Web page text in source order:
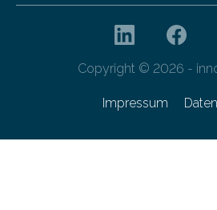
Copyright © 2026 -
Impressum